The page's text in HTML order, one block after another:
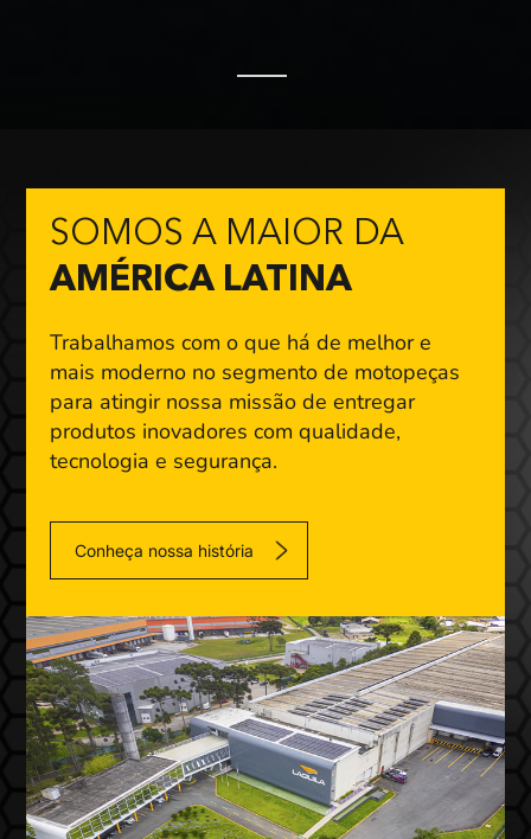
SOMOS A MAIOR DA
AMÉRICA LATINA
Trabalhamos com o que há de melhor e
mais moderno no segmento de motopeças
para atingir nossa missão de entregar
produtos inovadores com qualidade,
tecnologia e segurança.
Conheça nossa história